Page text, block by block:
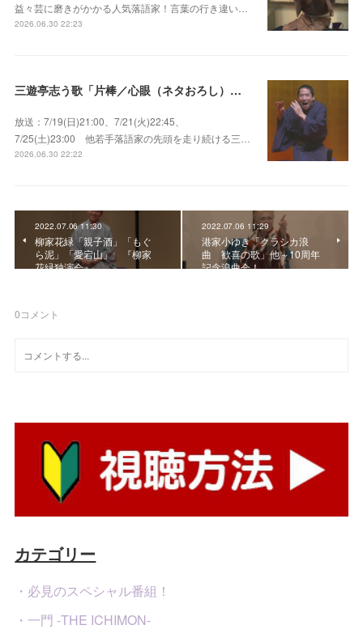
益々芸に磨きがかかる人気落語家！言葉の行き違い…
2026.06.30 22:23
三遊亭志う歌「片棒／心眼（ネタおろし）／百年目」～すべてが規格外の天才肌！
放送：7/19(日)21:00、7/21(火)22:45、
7/25(土)23:00 他若手落語家の先頭を走り続ける三…
2026.06.30 22:22
2022.07.06 11:30
柳家花緑「親子酒」「もぐ
ら泥」「愛宕山」 『柳家
花緑独演会』
2022.07.06 11:29
港家小ゆき「クラシカ浪
曲 歓喜の歌」他～10周年
記念浪曲会！
0コメント
カテゴリー
・必見のスペシャル番組！
・一門 -THE ICHIMON-